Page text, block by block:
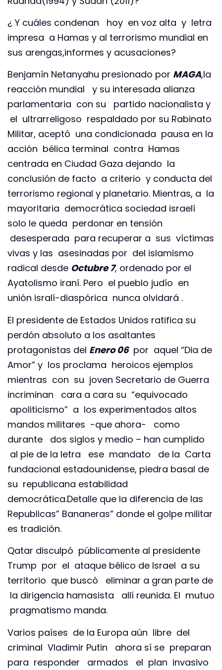
¿ Y cuáles condenan hoy en voz alta y letra
impresa a Hamas y al terrorismo mundial en
sus arengas,informes y acusaciones?
Benjamín Netanyahu presionado por MAGA,la
reacción mundial y su interesada alianza
parlamentaria con su partido nacionalista y
el ultrarreligoso respaldado por su Rabinato
Militar, aceptó una condicionada pausa en la
acción bélica terminal contra Hamas
centrada en Ciudad Gaza dejando la
conclusión de facto a criterio y conducta del
terrorismo regional y planetario. Mientras, a la
mayoritaria democrática sociedad israelí
solo le queda perdonar en tensión
desesperada para recuperar a sus víctimas
vivas y las asesinadas por del islamismo
radical desde Octubre 7, ordenado por el
Ayatolismo iraní. Pero el pueblo judío en
unión isralí-diaspórica nunca olvidará .
El presidente de Estados Unidos ratifica su
perdón absoluto a los asaltantes
protagonistas del Enero 06por aquel “Dia de
Amor” y los proclama heroicos ejemplos
mientras con su joven Secretario de Guerra
incriminan cara a cara su “equivocado
apoliticismo” a los experimentados altos
mandos militares -que ahora- como
durante dos siglos y medio – han cumplido
al pie de la letra ese mandato de la Carta
fundacional estadounidense, piedra basal de
su republicana estabilidad
democrática.Detalle que la diferencia de las
Republicas” Bananeras” donde el golpe militar
es tradición.
Qatar disculpó públicamente al presidente
Trump por el ataque bélico de Israel a su
territorio que buscó eliminar a gran parte de
la dirigencia hamasista allí reunida. El mutuo
pragmatismo manda.
Varios países de la Europa aún libre del
criminal Vladimir Putin ahora sí se preparan
para responder armados el plan invasivo